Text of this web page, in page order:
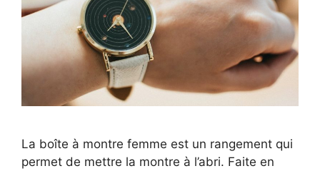
La boîte à montre femme est un rangement qui
permet de mettre la montre à l’abri. Faite en